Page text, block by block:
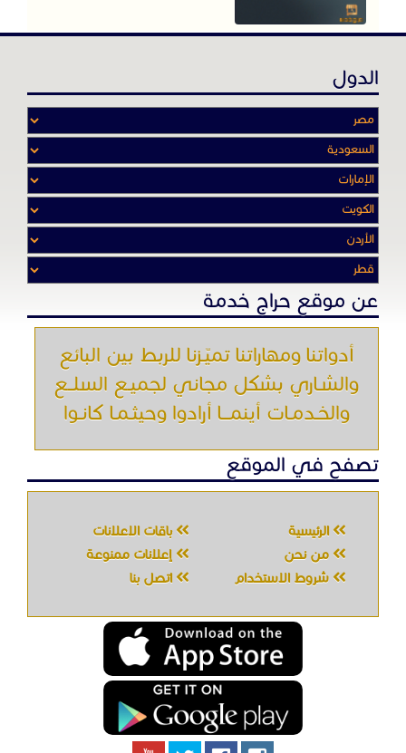
الدول
عن موقع حراج خدمة
أدواتنا ومهاراتنا تميّـزنا للربط بين البائع
والشـاري بشكل مجاني لجميـع السلــع
والخـدمـات أينمـــا أرادوا وحيثـمـا كانـوا
تصفح في الموقع
الرئيسية
باقات الإعلانات
من نحن
إعلانات ممنوعة
شروط الاستخدام
اتصل بنا